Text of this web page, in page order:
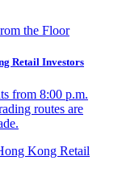
the Floor
Retail Investors
from 8:00 p.m.
routes are
Kong Retail